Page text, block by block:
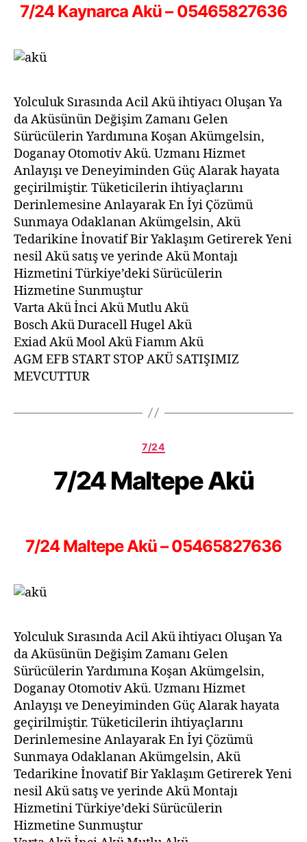
7/24 Kaynarca Akü – 05465827636
Yolculuk Sırasında Acil Akü ihtiyacı Oluşan Ya
da Aküsünün Değişim Zamanı Gelen
Sürücülerin Yardımına Koşan Akümgelsin,
Doganay Otomotiv Akü. Uzmanı Hizmet
Anlayışı ve Deneyiminden Güç Alarak hayata
geçirilmiştir. Tüketicilerin ihtiyaçlarını
Derinlemesine Anlayarak En İyi Çözümü
Sunmaya Odaklanan Akümgelsin, Akü
Tedarikine İnovatif Bir Yaklaşım Getirerek Yeni
nesil Akü satış ve yerinde Akü Montajı
Hizmetini Türkiye’deki Sürücülerin
Hizmetine Sunmuştur
Varta Akü İnci Akü Mutlu Akü
Bosch Akü Duracell Hugel Akü
Exiad Akü Mool Akü Fiamm Akü
AGM EFB START STOP AKÜ SATIŞIMIZ
MEVCUTTUR
7/24
7/24 Maltepe Akü
7/24 Maltepe Akü – 05465827636
Yolculuk Sırasında Acil Akü ihtiyacı Oluşan Ya
da Aküsünün Değişim Zamanı Gelen
Sürücülerin Yardımına Koşan Akümgelsin,
Doganay Otomotiv Akü. Uzmanı Hizmet
Anlayışı ve Deneyiminden Güç Alarak hayata
geçirilmiştir. Tüketicilerin ihtiyaçlarını
Derinlemesine Anlayarak En İyi Çözümü
Sunmaya Odaklanan Akümgelsin, Akü
Tedarikine İnovatif Bir Yaklaşım Getirerek Yeni
nesil Akü satış ve yerinde Akü Montajı
Hizmetini Türkiye’deki Sürücülerin
Hizmetine Sunmuştur